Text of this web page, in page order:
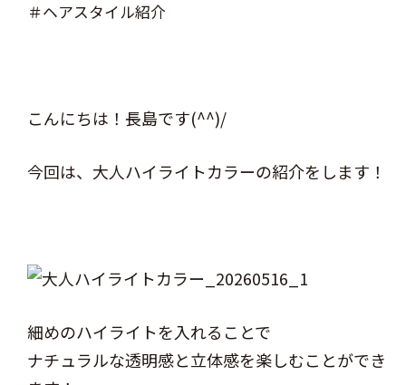
＃ヘアスタイル紹介
こんにちは！長島です(^^)/
今回は、大人ハイライトカラーの紹介をします！
細めのハイライトを入れることで
ナチュラルな透明感と立体感を楽しむことができ